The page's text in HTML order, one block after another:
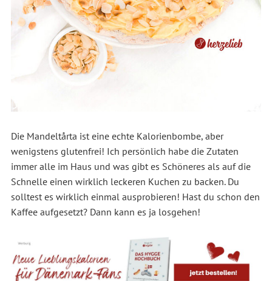
Die Mandeltårta ist eine echte Kalorienbombe, aber
wenigstens glutenfrei! Ich persönlich habe die Zutaten
immer alle im Haus und was gibt es Schöneres als auf die
Schnelle einen wirklich leckeren Kuchen zu backen. Du
solltest es wirklich einmal ausprobieren! Hast du schon den
Kaffee aufgesetzt? Dann kann es ja losgehen!